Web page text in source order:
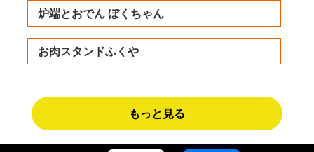
炉端とおでん ぼくちゃん
お肉スタンドふくや
もっと見る